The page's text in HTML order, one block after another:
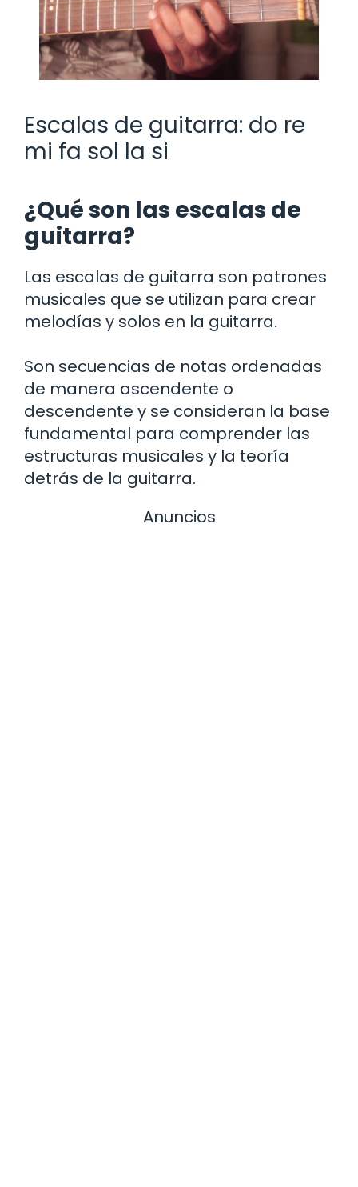
Escalas de guitarra: do re
mi fa sol la si
¿Qué son las escalas de
guitarra?
Las escalas de guitarra son patrones
musicales que se utilizan para crear
melodías y solos en la guitarra.
Son secuencias de notas ordenadas
de manera ascendente o
descendente y se consideran la base
fundamental para comprender las
estructuras musicales y la teoría
detrás de la guitarra.
Anuncios